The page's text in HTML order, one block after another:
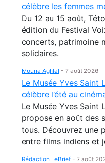
célèbre les femmes
Du 12 au 15 août,
édition du Festival
concerts, patrimoine
solidaires.
Mouna Aghlal - 7 août 2026
Le Musée Yves Saint
célèbre l’été au
Le Musée Yves Saint
propose en août des
tous. Découvrez une
entre films indiens et
Rédaction LeBrief - 7 août